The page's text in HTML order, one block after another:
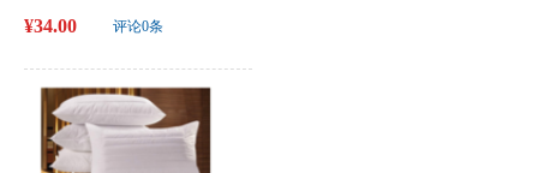
评论0条
¥34.00